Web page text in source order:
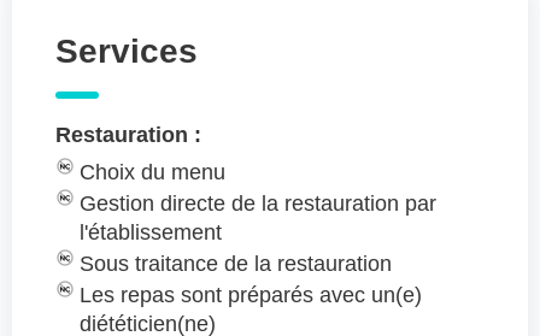
Services
Restauration :
Choix du menu
Gestion directe de la restauration par
l'établissement
Sous traitance de la restauration
Les repas sont préparés avec un(e)
diététicien(ne)